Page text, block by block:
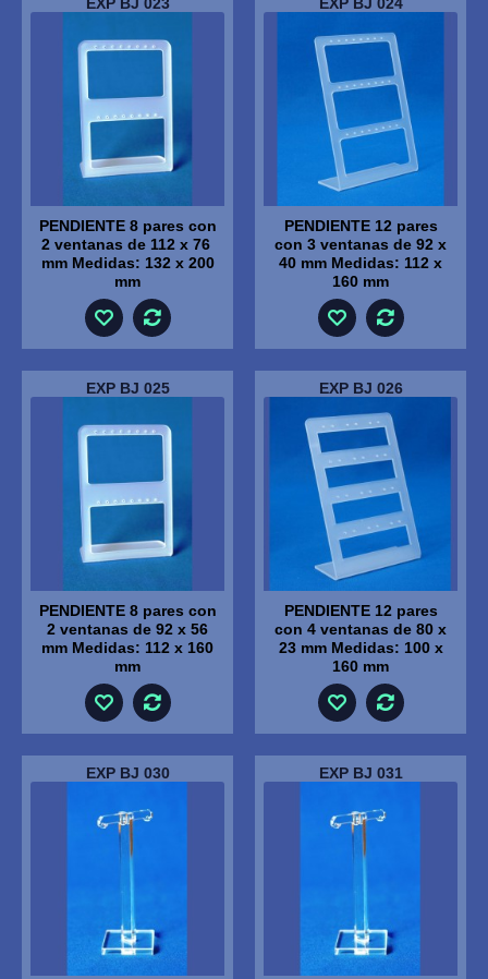
PENDIENTE 8 pares con
2 ventanas de 112 x 76
mm Medidas: 132 x 200
mm
PENDIENTE 12 pares
con 3 ventanas de 92 x
40 mm Medidas: 112 x
160 mm
EXP BJ 025
PENDIENTE 8 pares con
2 ventanas de 92 x 56
mm Medidas: 112 x 160
mm
EXP BJ 026
PENDIENTE 12 pares
con 4 ventanas de 80 x
23 mm Medidas: 100 x
160 mm
EXP BJ 030 EXP BJ 031